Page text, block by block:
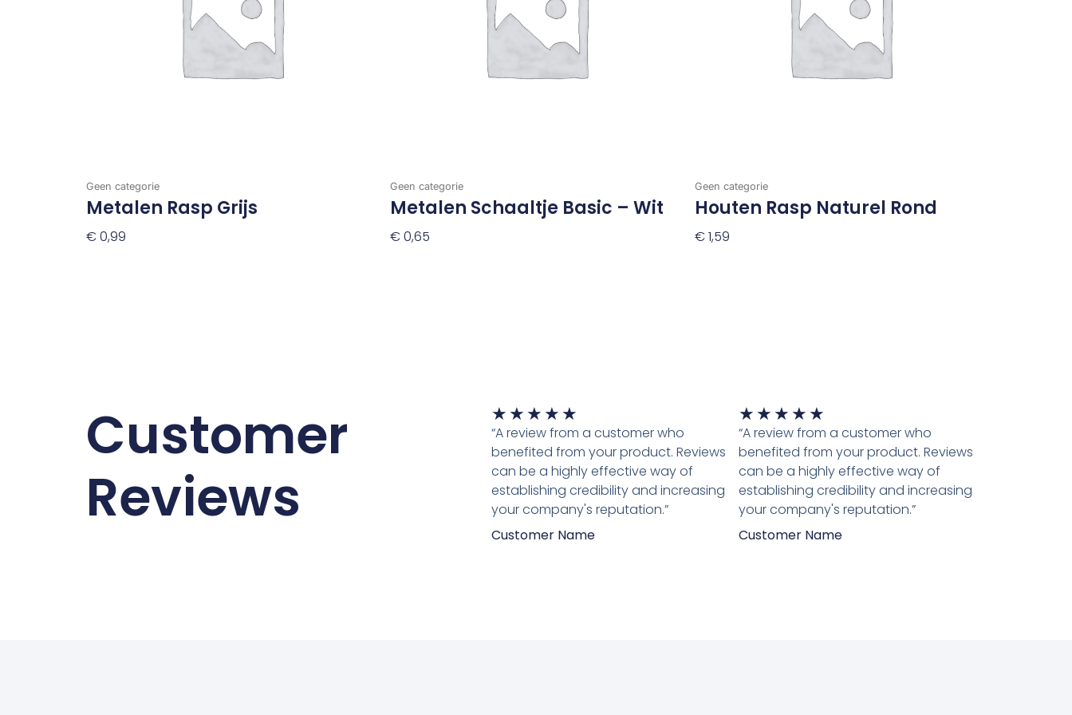
Geen categorie
Metalen Rasp Grijs
€0,99
Geen categorie
Metalen Schaaltje Basic – Wit
€0,65
Geen categorie
Houten Rasp Naturel Rond
€1,59
Customer
Reviews
★ ★ ★ ★ ★
5
van
5
“A review from a customer who
benefited from your product. Reviews
can be a highly effective way of
establishing credibility and increasing
your company's reputation.”
Customer Name
★ ★ ★ ★ ★
5
van
5
“A review from a customer who
benefited from your product. Reviews
can be a highly effective way of
establishing credibility and increasing
your company's reputation.”
Customer Name